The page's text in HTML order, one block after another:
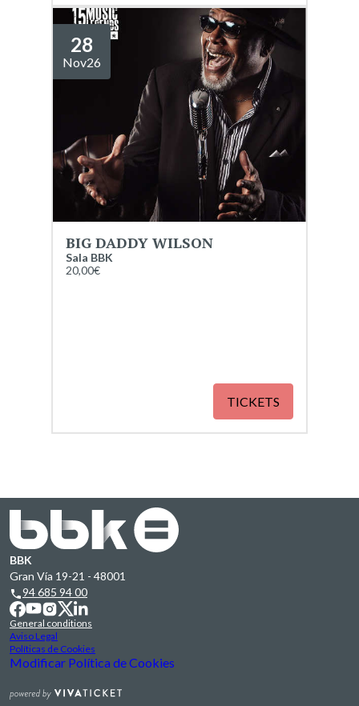
28
Nov26
BIG DADDY WILSON
Sala BBK
20,00€
TICKETS
BBK
Gran Vía 19-21 - 48001
94 685 94 00
General conditions
Aviso Legal
Políticas de Cookies
Modificar Política de Cookies